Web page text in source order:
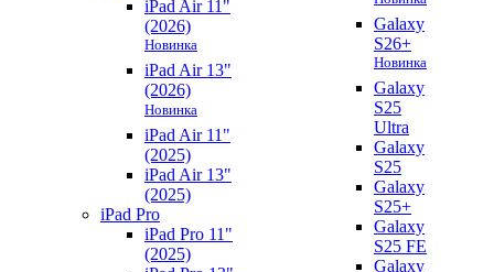
iPad Air 11"
(2026)
Новинка
iPad Air 13"
(2026)
Новинка
iPad Air 11"
(2025)
iPad Air 13"
(2025)
iPad Pro
iPad Pro 11"
(2025)
Galaxy
S26+
Новинка
Galaxy
S25
Ultra
Galaxy
S25
Galaxy
S25+
Galaxy
S25 FE
Galaxy